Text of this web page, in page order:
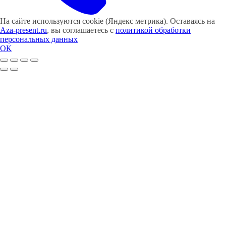
На сайте используются cookie (Яндекс метрика). Оставаясь на
Aza-present.ru, вы соглашаетесь с политикой обработки
персональных данных
ОК